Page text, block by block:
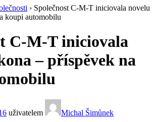
› Společnost C-M-T iniciovala novelu
koupi automobilu
C-M-T iniciovala
– příspěvek na
uživatelem Michal Šimůnek